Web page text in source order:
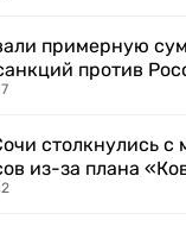
примерную
против
столкнулись с
из-за плана